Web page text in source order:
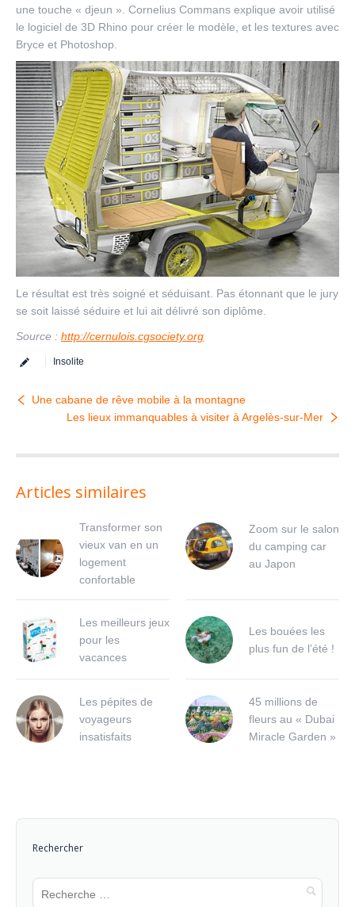
une touche « djeun ». Cornelius Commans explique avoir utilisé
le logiciel de 3D Rhino pour créer le modèle, et les textures avec
Bryce et Photoshop.
Le résultat est très soigné et séduisant. Pas étonnant que le jury
se soit laissé séduire et lui ait délivré son diplôme.
Source : http://cernulois.cgsociety.org
Insolite
Une cabane de rêve mobile à la montagne
Les lieux immanquables à visiter à Argelès-sur-Mer
Articles similaires
Transformer son
vieux van en un
logement
confortable
Zoom sur le salon
du camping car
au Japon
Les meilleurs jeux
pour les
vacances
Les bouées les
plus fun de l’été !
Les pépites de
voyageurs
insatisfaits
45 millions de
fleurs au « Dubai
Miracle Garden »
Rechercher